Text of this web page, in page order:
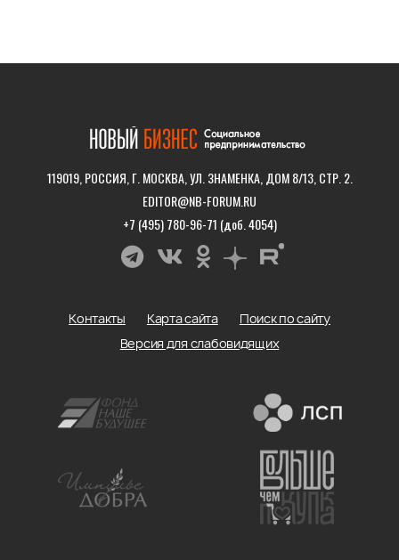
119019, РОССИЯ, Г. МОСКВА, УЛ. ЗНАМЕНКА, ДОМ 8/13, СТР. 2.
EDITOR@NB-FORUM.RU
+7 (495) 780-96-71 (доб. 4054)
Контакты Карта сайта
Поиск по сайту
Версия для слабовидящих